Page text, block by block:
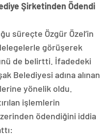
Şirketinden Ödendi
süreçte Özgür Özel’in
görüşerek
de belirtti. İfadedeki
Belediyesi adına alınan
yönelik oldu.
işlemlerin
ödendiğini iddia